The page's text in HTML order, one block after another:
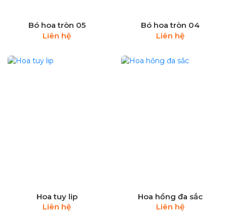
Bó hoa tròn 05
Liên hệ
Bó hoa tròn 04
Liên hệ
Hoa tuy lip
Liên hệ
Hoa hồng đa sắc
Liên hệ